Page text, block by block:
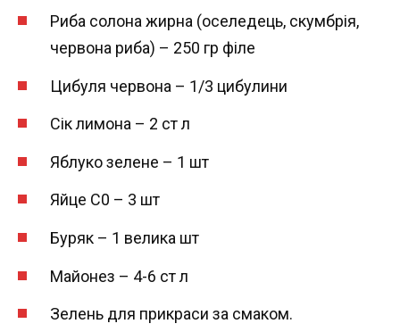
Риба солона жирна (оселедець, скумбрія,
червона риба) – 250 гр філе
Цибуля червона – 1/3 цибулини
Сік лимона – 2 ст л
Яблуко зелене – 1 шт
Яйце С0 – 3 шт
Буряк – 1 велика шт
Майонез – 4-6 ст л
Зелень для прикраси за смаком.